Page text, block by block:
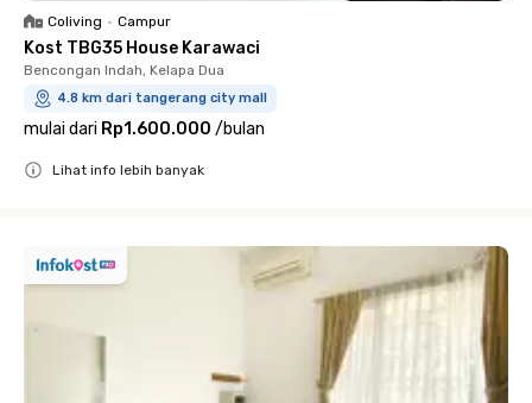
Coliving • Campur
Kost TBG35 House Karawaci
Bencongan Indah, Kelapa Dua
4.8 km dari tangerang city mall
mulai dari Rp1.600.000 /bulan
Lihat info lebih banyak